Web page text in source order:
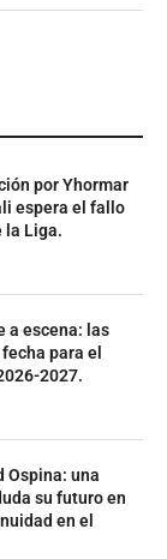
por Yhormar
espera el fallo
la Liga.
a escena: las
para el
2027.
Ospina: una
su futuro en
en el